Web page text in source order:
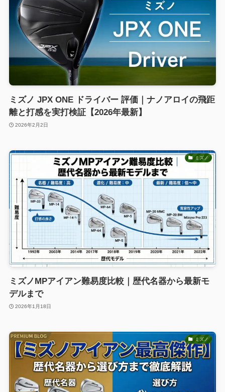
ミズノ JPX ONE ドライバー 評価｜ナノアロイの飛距
離と打感を実打検証【2026年最新】
2026年2月2日
ミズノ
ミズノMPアイアン難易度比較｜歴代名器から最新モ
デルまで
2026年1月18日
ミズノ